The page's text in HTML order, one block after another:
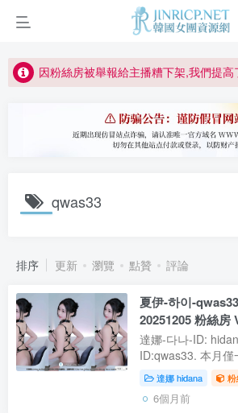
如何獲得 Jinricp.net 網站邀請碼
因粉絲房被舉報給主播糟下架,我們提
所有ED2K連結僅支援115網盤/PikPak網盤
關於 PikPak 下播放影片呈現 “一條線”
如何獲得 Jinricp.net 網站邀請碼
qwas33
排序 更新 瀏覽 點贊 評論
夏伊-하이-
20251205 粉絲房
達娜-다나-ID:
ID:qwas33. 本月
個小時，沉浸式發
當敬業的 【資源
有碼】：無碼 無水
達娜 hidana
6個月前